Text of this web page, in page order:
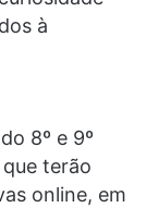
à
8º e 9º
terão
online, em